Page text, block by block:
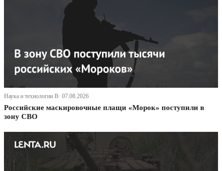
Наука и технологии В· 07.08.2026
Российские маскировочные плащи «Морок» поступили в
зону СВО